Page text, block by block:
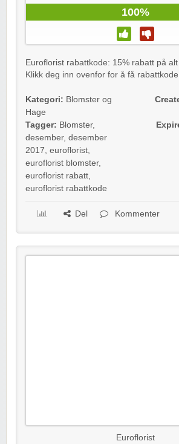
100%
Euroflorist rabattkode: 15% rabatt på
Klikk deg inn ovenfor for å få
Kategori: Blomster og
Hage
Tagger: Blomster,
desember, desember
2017, euroflorist,
euroflorist blomster,
euroflorist rabatt,
euroflorist rabattkode
Del Kommenter
Euroflorist